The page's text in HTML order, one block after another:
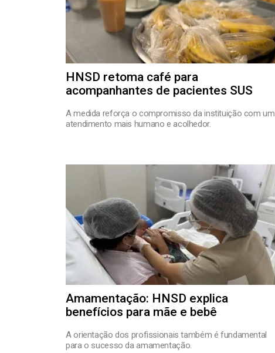
HNSD retoma café para
acompanhantes de pacientes SUS
A medida reforça o compromisso da instituição com um
atendimento mais humano e acolhedor.
Amamentação: HNSD explica
benefícios para mãe e bebê
A orientação dos profissionais também é fundamental
para o sucesso da amamentação.